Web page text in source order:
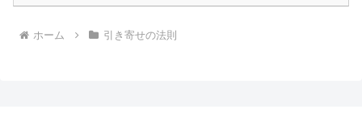
ホーム 引き寄せの法則